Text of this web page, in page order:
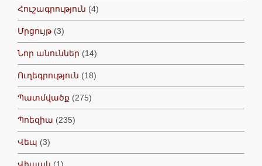
Հուշագրություն (4)
Մրցույթ(3)
Նոր անուններ (14)
Ուղեգրություն (18)
Պատմվածք (275)
Պոեզիա (235)
Վեպ (3)